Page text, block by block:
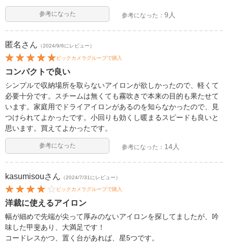
参考になった 参考になった：9人
匿名 さん （2024/9/6にレビュー）
ビックカメラグループで購入
コンパクトで良い
シンプルで収納場所を取らないアイロンが欲しかったので、軽くて
必要十分です。スチームは無くても霧吹きで本来の目的も果たせて
います。家庭用でドライアイロンがあるのを知らなかったので、見
つけられてよかったです。小回りも効くし暖まるスピードも良いと
思います。買えてよかったです。
参考になった 参考になった： 14人
kasumisouさん （2024/7/31にレビュー）
ビックカメラグループで購入
洋裁に使えるアイロン
幅が細めで先端が尖って厚みのないアイロンを探してましたが、吟
味した甲斐あり、大満足です！
コードレスかつ、置く台があれば、星5つです。